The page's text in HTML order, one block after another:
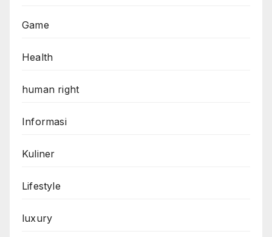
Game
Health
human right
Informasi
Kuliner
Lifestyle
luxury